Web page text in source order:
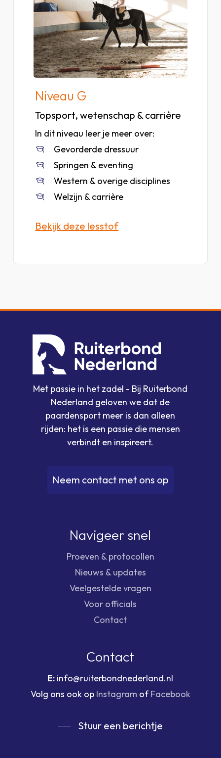
niveau
Niveau G
Topsport, wetenschap & carrière
In dit niveau leer je meer over:
Gevorderde dressuur
Springen & eventing
Western & overige disciplines
Welzijn & carrière
Bekijk deze lesstof
Met passie in het zadel - Bij Ruiterbond
Nederland geloven we dat de
paardensport meer is dan alleen
rijden: het is een passie die mensen
verbindt en inspireert.
Neem contact met ons op
Navigeer snel
Proeven & protocollen
Nieuws & updates
Veelgestelde vragen
Voor officials
Contact
Contact
E: info@ruiterbondnederland.nl
Volg ons ook op Instagram ofFacebook
Stuur een berichtje